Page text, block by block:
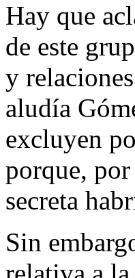
Hay que
de este
y
aludía
excluyen
porque,
secreta
Sin